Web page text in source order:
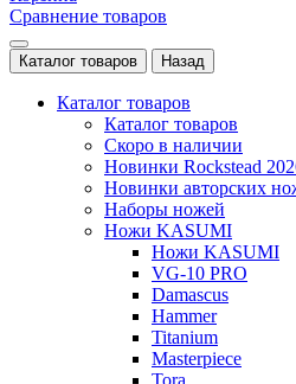
Сравнение товаров
Каталог товаров Назад
Каталог товаров
Каталог товаров
Скоро в наличии
Новинки Rockstead
Новинки авторских
Наборы ножей
Ножи KASUMI
Ножи KASUMI
VG-10 PRO
Damascus
Hammer
Titanium
Masterpiece
Tora